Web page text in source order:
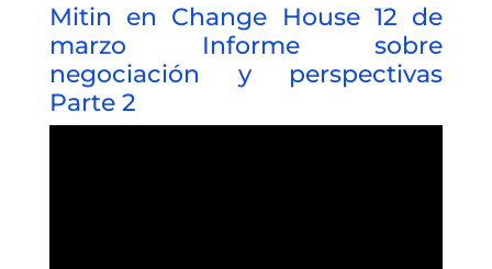
Mitin en Change House 12 de
marzo Informe sobre
negociación y perspectivas
Parte 2